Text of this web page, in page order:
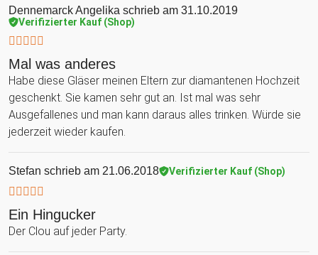
Dennemarck Angelika schrieb am 31.10.2019
Verifizierter Kauf (Shop)
Mal was anderes
Habe diese Gläser meinen Eltern zur diamantenen Hochzeit
geschenkt. Sie kamen sehr gut an. Ist mal was sehr
Ausgefallenes und man kann daraus alles trinken. Würde sie
jederzeit wieder kaufen.
Stefan schrieb am 21.06.2018 Verifizierter Kauf (Shop)
Ein Hingucker
Der Clou auf jeder Party.